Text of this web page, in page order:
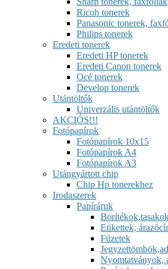
Ricoh tonerek
Panasonic tonerek,
Philips tonerek
Eredeti tonerek
Eredeti HP tonerek
Eredeti Canon tonerek
Océ tonerek
Develop tonerek
Utántöltők
Univerzális utántöltők
AKCIÓS!!!
Fotópapírok
Fotópapírok 10x15
Fotópapírok A4
Fotópapírok A3
Utángyártott chip
Chip Hp tonerekhez
Irodaszerek
Papíráruk
Etikettek,
Füzetek
Nyomtatványok,